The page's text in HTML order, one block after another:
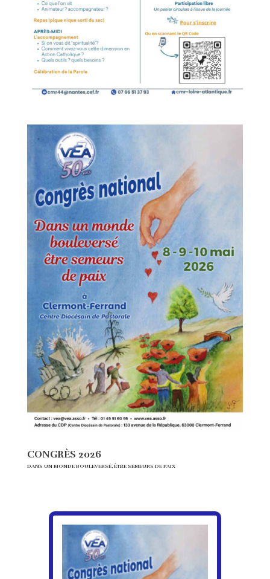
CONGRÈS 2026
DANS UN MONDE BOULEVERSÉ, ÊTRE SEMEURS DE PAIX